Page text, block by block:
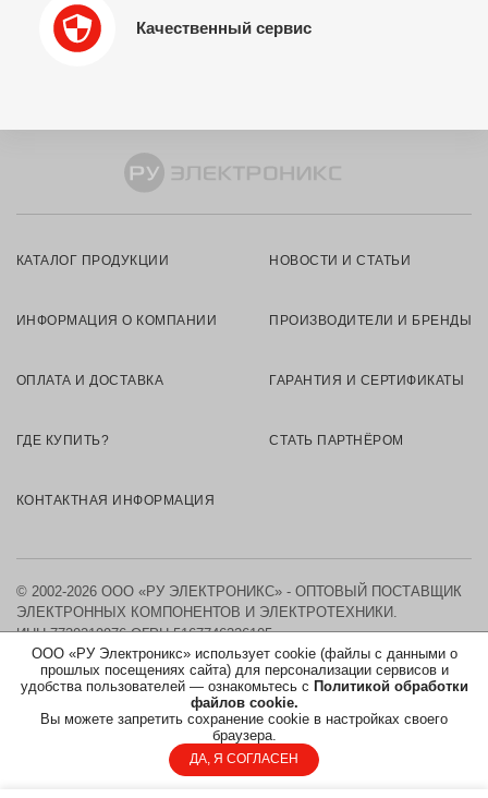
Качественный сервис
ООО «РУ Электроникс» использует cookie (файлы с данными о
прошлых посещениях сайта) для персонализации сервисов и
удобства пользователей — ознакомьтесь с Политикой обработки
файлов cookie.
Вы можете запретить сохранение cookie в настройках своего
браузера.
ДА, Я СОГЛАСЕН
КАТАЛОГ ПРОДУКЦИИ НОВОСТИ И СТАТЬИ
ИНФОРМАЦИЯ О КОМПАНИИ ПРОИЗВОДИТЕЛИ И БРЕНДЫ
ОПЛАТА И ДОСТАВКА ГАРАНТИЯ И СЕРТИФИКАТЫ
ГДЕ КУПИТЬ? СТАТЬ ПАРТНЁРОМ
КОНТАКТНАЯ ИНФОРМАЦИЯ
© 2002-2026 ООО «РУ ЭЛЕКТРОНИКС» - ОПТОВЫЙ ПОСТАВЩИК
ЭЛЕКТРОННЫХ КОМПОНЕНТОВ И ЭЛЕКТРОТЕХНИКИ.
ИНН 7730219976 ОГРН 5167746326105
КАРТА САЙТА
ПОЛИТИКА ОБРАБОТКИ ПЕРСОНАЛЬНЫХ ДАННЫХ
СОГЛАСИЕ НА ОБРАБОТКУ ПЕРСОНАЛЬНЫХ ДАННЫХ